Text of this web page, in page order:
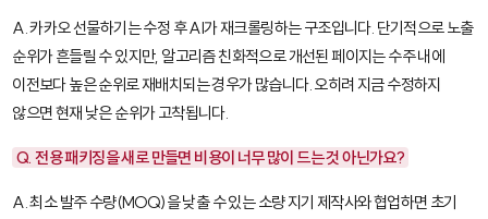
A. 카카오 선물하기는 수정 후 AI가 재크롤링하는 구조입니다. 단기적으로 노출
순위가 흔들릴 수 있지만, 알고리즘 친화적으로 개선된 페이지는 수주 내에
이전보다 높은 순위로 재배치되는 경우가 많습니다. 오히려 지금 수정하지
않으면 현재 낮은 순위가 고착됩니다.
Q. 전용 패키징을 새로 만들면 비용이 너무 많이 드는 것 아닌가요?
A. 최소 발주 수량(MOQ)을 낮출 수 있는 소량 지기 제작사와 협업하면 초기